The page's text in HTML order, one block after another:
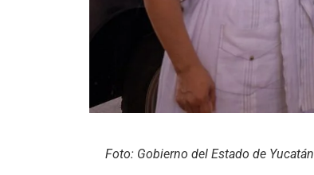
Foto: Gobierno del Estado de Yucatán